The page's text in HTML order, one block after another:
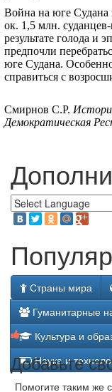
Война на юге Судана
ок. 1,5 млн.
результате голода
предпочли
юге Судана.
справиться с
Смирнов С.Р.
Демократическая
Страны мира
Гуманитарные
Культура и
Наука и
Добавьте
Помогите таким же